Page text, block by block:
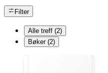
Filter
Alle treff (2)
Bøker (2)